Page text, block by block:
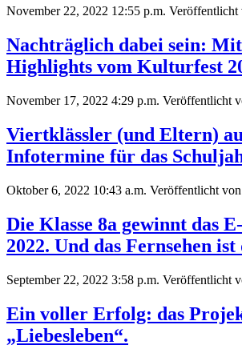
November 22, 2022 12:55 p.m. Veröffentlicht
Nachträglich dabei sein:
Highlights vom Kulturfest
November 17, 2022 4:29 p.m. Veröffentlicht
Viertklässler (und Eltern)
Infotermine für das
Oktober 6, 2022 10:43 a.m. Veröffentlicht von
Die Klasse 8a gewinnt das
2022. Und das Fernsehen
September 22, 2022 3:58 p.m. Veröffentlicht
Ein voller Erfolg: das
„Liebesleben“.